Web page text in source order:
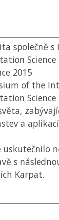
společně
2015
of the
a
uskutečnilo
s
Karpat.